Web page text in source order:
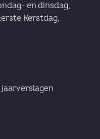
en dinsdag,
Kerstdag,